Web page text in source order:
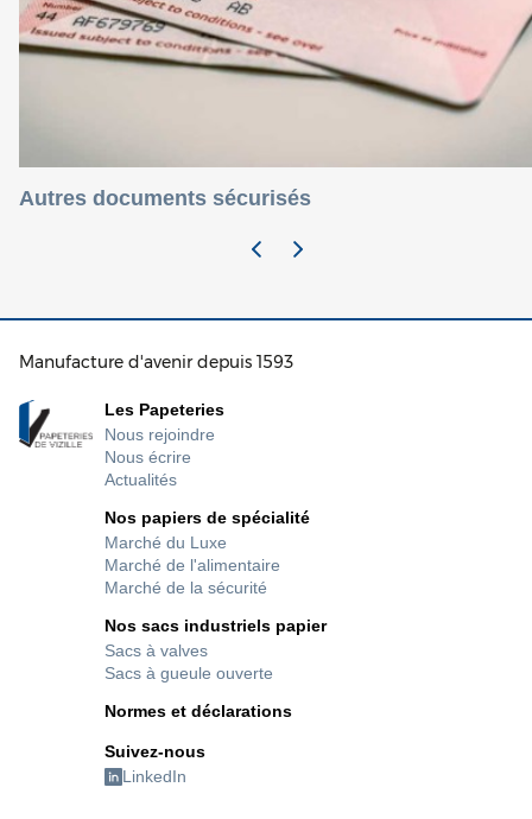
Autres documents sécurisés
Manufacture d'avenir depuis 1593
Les Papeteries
Nous rejoindre
Nous écrire
Actualités
Nos papiers de spécialité
Marché du Luxe
Marché de l'alimentaire
Marché de la sécurité
Nos sacs industriels papier
Sacs à valves
Sacs à gueule ouverte
Normes et déclarations
Suivez-nous
LinkedIn